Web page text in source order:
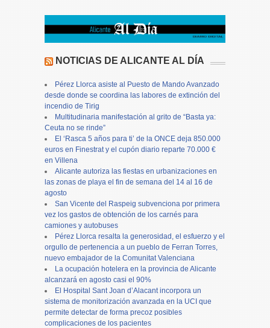
NOTICIAS DE ALICANTE AL DÍA
Pérez Llorca asiste al Puesto de Mando Avanzado
desde donde se coordina las labores de extinción del
incendio de Tirig
Multitudinaria manifestación al grito de “Basta ya:
Ceuta no se rinde”
El ‘Rasca 5 años para ti’ de la ONCE deja 850.000
euros en Finestrat y el cupón diario reparte 70.000 €
en Villena
Alicante autoriza las fiestas en urbanizaciones en
las zonas de playa el fin de semana del 14 al 16 de
agosto
San Vicente del Raspeig subvenciona por primera
vez los gastos de obtención de los carnés para
camiones y autobuses
Pérez Llorca resalta la generosidad, el esfuerzo y el
orgullo de pertenencia a un pueblo de Ferran Torres,
nuevo embajador de la Comunitat Valenciana
La ocupación hotelera en la provincia de Alicante
alcanzará en agosto casi el 90%
El Hospital Sant Joan d’Alacant incorpora un
sistema de monitorización avanzada en la UCI que
permite detectar de forma precoz posibles
complicaciones de los pacientes